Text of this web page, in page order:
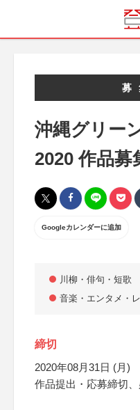
募
沖縄グリー
2020 作品募
Googleカレンダーに追加
川柳・俳句・短歌
音楽・エンタメ・
締切
2020年08月31日 (月)
作品提出・応募締切